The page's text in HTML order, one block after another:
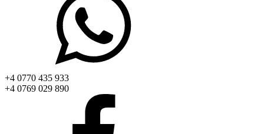
+4 0770 435 933
+4 0769 029 890